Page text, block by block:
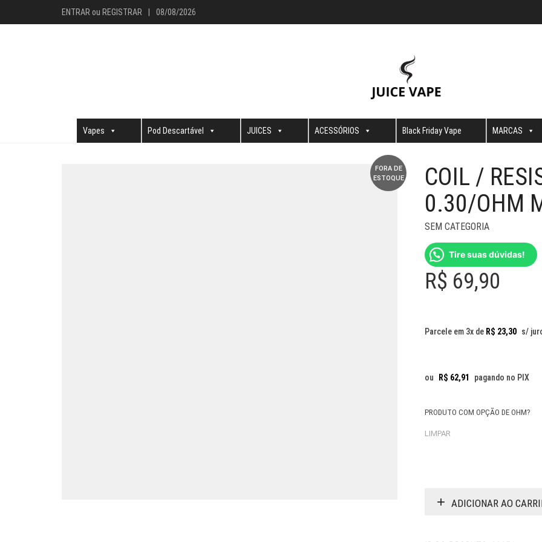
ENTRAR ou REGISTRAR 08/08/2026
Vapes Pod Descartável JUICES ACESSÓRIOS Black Friday Vape MARCAS
FORA DE
ESTOQUE
COIL /
0.30/OHM
SEM CATEGORIA
Tire suas dúvidas!
R$ 69,90
Parcele em 3x de R$ 23,30 s/
ou R$ 62,91 pagando no PIX
PRODUTO COM OPÇÃO DE OHM?
LIMPAR
ADICIONAR AO